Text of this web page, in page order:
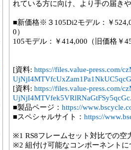
れている方に向け、より手の届き
■新価格※３105Di2モデル：￥
0）
105モデル：￥414,000（旧価格￥
[資料: https://files.value-press.com/
[資料: https://files.value-press.com/
■製品ページ： https://
■スペシャルサイト： https://
※1 RS8フレームセット対比での空
※2 組付け可能なコンポーネント